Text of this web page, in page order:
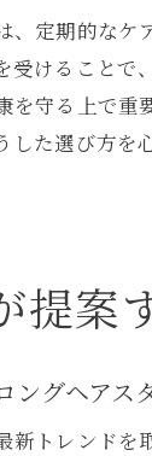
、定期的な
受けること
を守る上で
た選び方を
提案
ングヘアス
新トレンドを